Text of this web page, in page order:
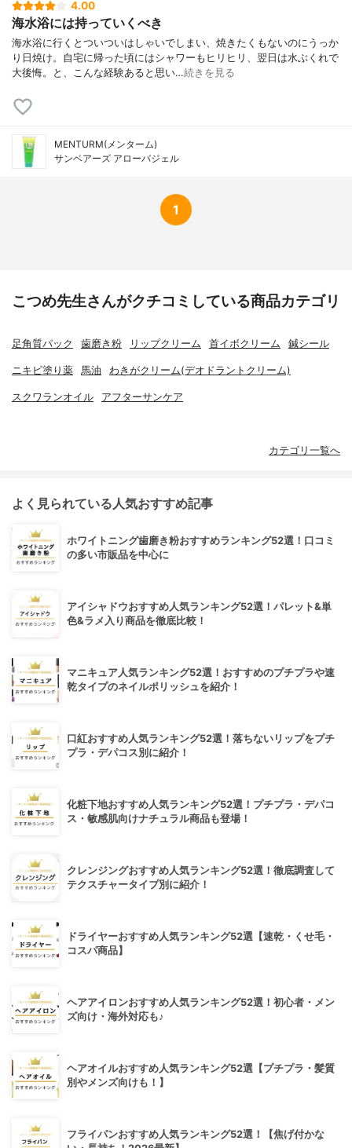
4.00
海水浴には持っていくべき
海水浴に行くとついついはしゃいでしまい、焼きたくもないのにうっか
り日焼け。自宅に帰った頃にはシャワーもヒリヒリ、翌日は水ぶくれで
大後悔。と、こんな経験あると思い…続きを見る
MENTURM(メンターム)
サンベアーズ アローバジェル
1
こつめ先生さんがクチコミしている商品カテゴリ
足角質パック 歯磨き粉 リップクリーム 首イボクリーム 鍼シール
ニキビ塗り薬 馬油 わきがクリーム(デオドラントクリーム)
スクワランオイル アフターサンケア
カテゴリ一覧へ
よく見られている人気おすすめ記事
ホワイトニング歯磨き粉おすすめランキング52選！口コミ
の多い市販品を中心に
アイシャドウおすすめ人気ランキング52選！パレット&単
色&ラメ入り商品を徹底比較！
マニキュア人気ランキング52選！おすすめのプチプラや速
乾タイプのネイルポリッシュを紹介！
口紅おすすめ人気ランキング52選！落ちないリップをプチ
プラ・デパコス別に紹介！
化粧下地おすすめ人気ランキング52選！プチプラ・デパコ
ス・敏感肌向けナチュラル商品も登場！
クレンジングおすすめ人気ランキング52選！徹底調査して
テクスチャータイプ別に紹介！
ドライヤーおすすめ人気ランキング52選【速乾・くせ毛・
コスパ商品】
ヘアアイロンおすすめ人気ランキング52選！初心者・メン
ズ向け・海外対応も♪
ヘアオイルおすすめ人気ランキング52選【プチプラ・髪質
別やメンズ向けも！】
フライパンおすすめ人気ランキング52選！【焦げ付かな